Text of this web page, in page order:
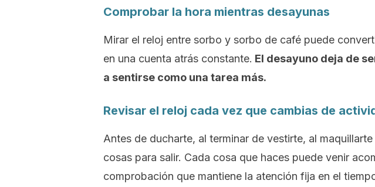
Comprobar la hora mientras desayunas
Mirar el reloj entre sorbo y sorbo de café puede
en una cuenta atrás constante. El desayuno deja de
a sentirse como una tarea más.
Revisar el reloj cada vez que cambias de
Antes de ducharte, al terminar de vestirte, al
cosas para salir. Cada cosa que haces puede venir
comprobación que mantiene la atención fija en el